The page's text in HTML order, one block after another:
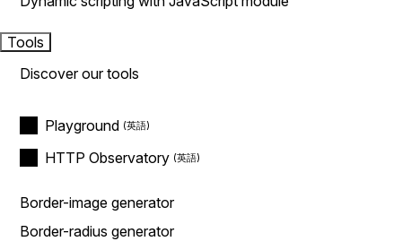
Tools
Discover our tools
Playground
HTTP Observatory
Border-image generator
Border-radius generator